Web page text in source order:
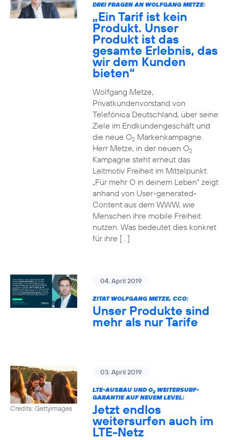
DREI FRAGEN AN WOLFGANG METZE:
„Ein Tarif ist kein
Produkt. Unser
Produkt ist das
gesamte Erlebnis, das
wir dem Kunden
bieten“
Wolfgang Metze,
Privatkundenvorstand von
Telefónica Deutschland, über seine
Ziele im Endkundengeschäft und
die neue O2Markenkampagne.
Herr Metze, in der neuen O2
Kampagne steht erneut das
Leitmotiv Freiheit im Mittelpunkt.
„Für mehr O in deinem Leben“ zeigt
anhand von User-generated-
Content aus dem WWW, wie
Menschen ihre mobile Freiheit
nutzen. Was bedeutet dies konkret
für ihre […]
04. April 2019
ZITAT WOLFGANG METZE, CCO:
Unser Produkte sind
mehr als nur Tarife
Credits: Gettyimages
03. April 2019
LTE-AUSBAU UND O2WEITERSURF-
GARANTIE AUF NEUEM LEVEL:
Jetzt endlos
weitersurfen auch im
LTE-Netz